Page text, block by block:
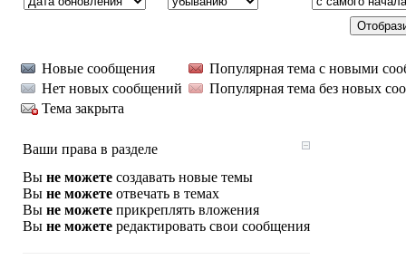
Новые сообщения
Популярная тема с новыми
Нет новых сообщений
Популярная тема без новых
Тема закрыта
Ваши права в разделе
Вы не можете создавать новые темы
Вы не можете отвечать в темах
Вы не можете прикреплять вложения
Вы не можете редактировать свои сообщения